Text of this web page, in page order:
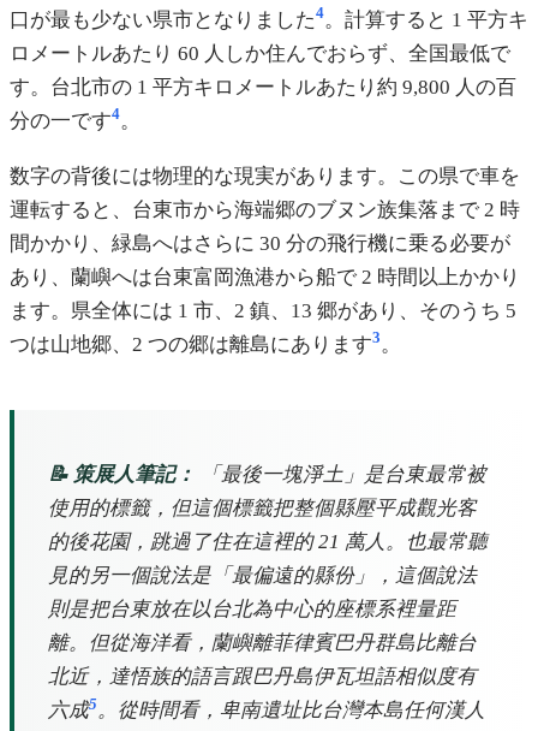
口が最も少ない県市となりました4。計算すると 1 平方キ
ロメートルあたり 60 人しか住んでおらず、全国最低で
す。台北市の 1 平方キロメートルあたり約 9,800 人の百
分の一です4。
数字の背後には物理的な現実があります。この県で車を
運転すると、台東市から海端郷のブヌン族集落まで 2 時
間かかり、緑島へはさらに 30 分の飛行機に乗る必要が
あり、蘭嶼へは台東富岡漁港から船で 2 時間以上かかり
ます。県全体には 1 市、2 鎮、13 郷があり、そのうち 5
つは山地郷、2 つの郷は離島にあります3 。
📝 策展人筆記：
「最後一塊淨土」是台東最常被
使用的標籤，但這個標籤把整個縣壓平成觀光客
的後花園，跳過了住在這裡的 21 萬人。也最常聽
見的另一個說法是「最偏遠的縣份」，這個說法
則是把台東放在以台北為中心的座標系裡量距
離。但從海洋看，蘭嶼離菲律賓巴丹群島比離台
北近，達悟族的語言跟巴丹島伊瓦坦語相似度有
六成5。從時間看，卑南遺址比台灣本島任何漢人